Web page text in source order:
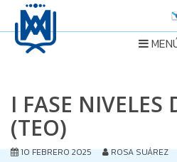
I FASE NIVELES
(TEO)
10 FEBRERO 2025 ROSA SUÁREZ